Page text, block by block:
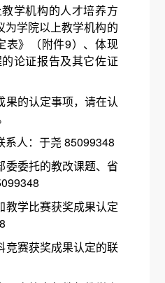
学机构的人才培养方
为学院以上教学机构的
表》（附件9）、体现
论证报告及其它佐证
果的认定事项，请在认
系人：于尧 85099348
委委托的教改课题、省
教学比赛获奖成果认定
竞赛获奖成果认定的联